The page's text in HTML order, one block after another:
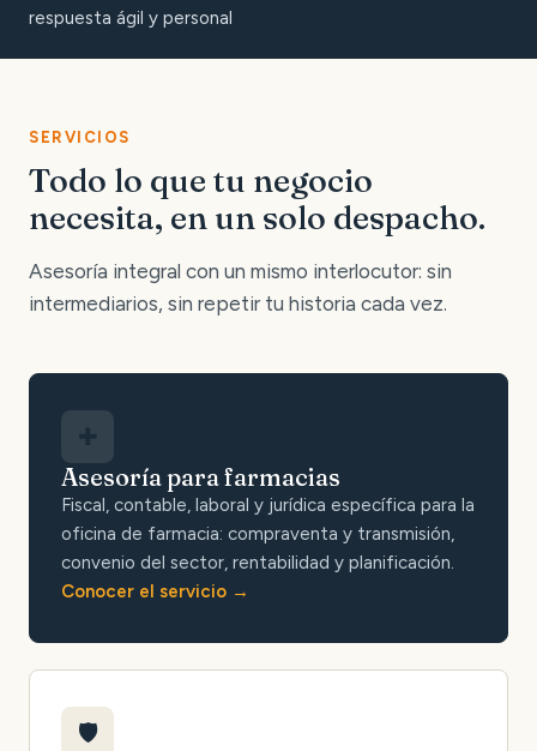
respuesta ágil y personal
SERVICIOS
Todo lo que tu negocio
necesita, en un solo despacho.
Asesoría integral con un mismo interlocutor: sin
intermediarios, sin repetir tu historia cada vez.
Asesoría para farmacias
Fiscal, contable, laboral y jurídica específica para la
oficina de farmacia: compraventa y transmisión,
convenio del sector, rentabilidad y planificación.
Conocer el servicio
🛡️